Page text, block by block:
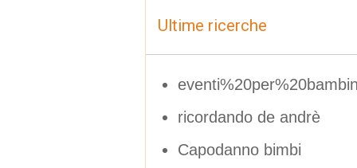
Ultime ricerche
ricordando de andrè
Capodanno bimbi